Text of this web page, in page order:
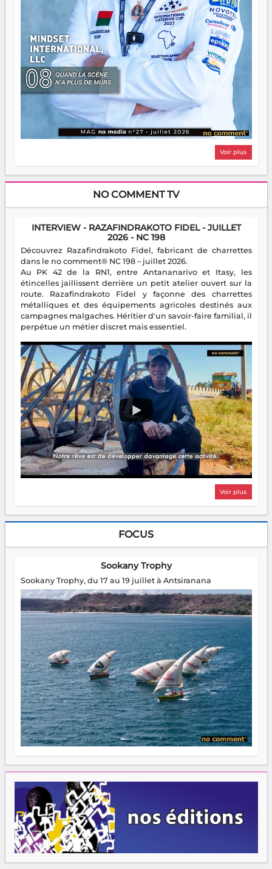
Voir plus
NO COMMENT TV
INTERVIEW - RAZAFINDRAKOTO FIDEL - JUILLET
2026 - NC 198
Découvrez Razafindrakoto Fidel, fabricant de charrettes
dans le no comment® NC 198 – juillet 2026.
Au PK 42 de la RN1, entre Antananarivo et Itasy, les
étincelles jaillissent derrière un petit atelier ouvert sur la
route. Razafindrakoto Fidel y façonne des charrettes
métalliques et des équipements agricoles destinés aux
campagnes malgaches. Héritier d'un savoir-faire familial, il
perpétue un métier discret mais essentiel.
Voir plus
FOCUS
Sookany Trophy
Sookany Trophy, du 17 au 19 juillet à Antsiranana